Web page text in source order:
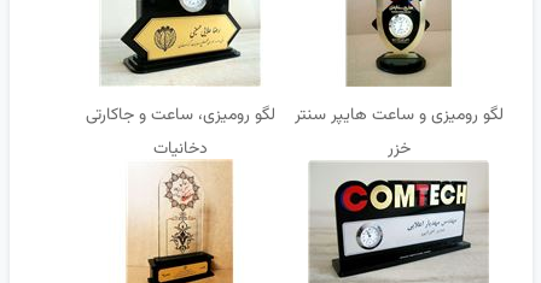
لگو رومیزی و ساعت هایپر سنتر
خزر
لگو رومیزی، ساعت و جاکارتی
دخانیات